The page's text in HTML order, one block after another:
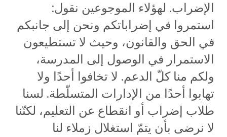
الإضراب. لهؤلاء الموجوعين نقول:
استمروا في إضراباتكم ونحن إلى جانبكم
في الحق والقانون، وحيث لا تستطيعون
الاستمرار في الوصول إلى المدرسة،
ولكم منا كلّ الدعم. لا تخافوا أحدًا ولا
تهابوا أحدًا من الإدارات المتسلّطة. لسنا
طلاب إضراب أو انقطاع عن التعليم، لكنّنا
لا نرضى بأن يتمّ استغلال زملاء لنا